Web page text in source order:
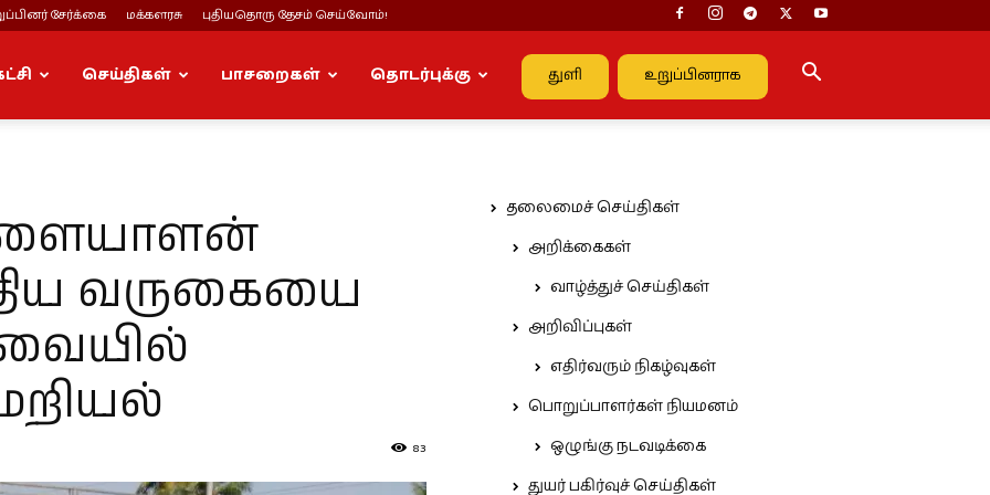
சேர்க்கை மக்களரசு புதியதொரு தேசம் செய்வோம்!
துளி உறுப்பினராக
செய்திகள் பாசறைகள் தொடர்புக்கு
வருகையை
83
தலைமைச் செய்திகள்
அறிக்கைகள்
வாழ்த்துச் செய்திகள்
அறிவிப்புகள்
எதிர்வரும் நிகழ்வுகள்
பொறுப்பாளர்கள் நியமனம்
ஒழுங்கு நடவடிக்கை
துயர் பகிர்வுச் செய்திகள்